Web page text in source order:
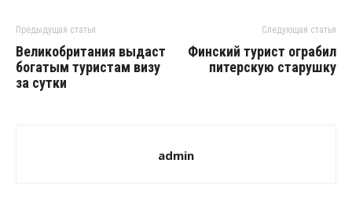
Предыдущая статья
Великобритания выдаст
богатым туристам визу
за сутки
Следующая статья
Финский турист ограбил
питерскую старушку
admin